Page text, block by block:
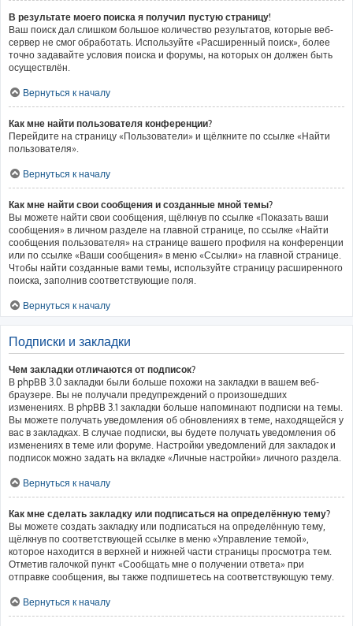
В результате моего поиска я получил пустую страницу!
Ваш поиск дал слишком большое количество результатов, которые веб-
сервер не смог обработать. Используйте «Расширенный поиск», более
точно задавайте условия поиска и форумы, на которых он должен быть
осуществлён.
Вернуться к началу
Как мне найти пользователя конференции?
Перейдите на страницу «Пользователи» и щёлкните по ссылке «Найти
пользователя».
Вернуться к началу
Как мне найти свои сообщения и созданные мной темы?
Вы можете найти свои сообщения, щёлкнув по ссылке «Показать ваши
сообщения» в личном разделе на главной странице, по ссылке «Найти
сообщения пользователя» на странице вашего профиля на конференции
или по ссылке «Ваши сообщения» в меню «Ссылки» на главной странице.
Чтобы найти созданные вами темы, используйте страницу расширенного
поиска, заполнив соответствующие поля.
Вернуться к началу
Подписки и закладки
Чем закладки отличаются от подписок?
В phpBB 3.0 закладки были больше похожи на закладки в вашем веб-
браузере. Вы не получали предупреждений о произошедших
изменениях. В phpBB 3.1 закладки больше напоминают подписки на темы.
Вы можете получать уведомления об обновлениях в теме, находящейся у
вас в закладках. В случае подписки, вы будете получать уведомления об
изменениях в теме или форуме. Настройки уведомлений для закладок и
подписок можно задать на вкладке «Личные настройки» личного раздела.
Вернуться к началу
Как мне сделать закладку или подписаться на определённую тему?
Вы можете создать закладку или подписаться на определённую тему,
щёлкнув по соответствующей ссылке в меню «Управление темой»,
которое находится в верхней и нижней части страницы просмотра тем.
Отметив галочкой пункт «Сообщать мне о получении ответа» при
отправке сообщения, вы также подпишетесь на соответствующую тему.
Вернуться к началу